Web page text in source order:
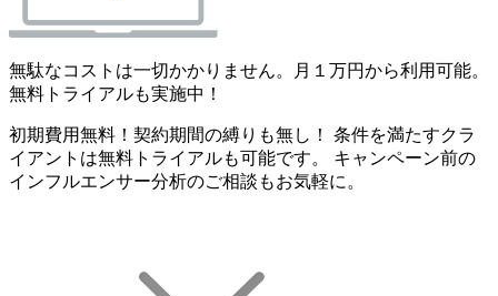
無駄なコストは一切かかりません。月１万円から利用可能。
無料トライアルも実施中！
初期費用無料！契約期間の縛りも無し！ 条件を満たすクラ
イアントは無料トライアルも可能です。 キャンペーン前の
インフルエンサー分析のご相談もお気軽に。